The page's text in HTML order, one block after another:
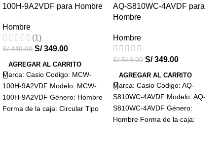
100H-9A2VDF para Hombre
Hombre
(1)
S/449.00 S/349.00
AGREGAR AL CARRITO
Marca: Casio Codigo: MCW-
100H-9A2VDF Modelo: MCW-
100H-9A2VDF Género: Hombre
Forma de la caja: Circular Tipo
HOT
AQ-S810WC-4AVDF para
Hombre
Hombre
S/549.00 S/349.00
AGREGAR AL CARRITO
Marca: Casio Codigo: AQ-
S810WC-4AVDF Modelo: AQ-
S810WC-4AVDF Género:
Hombre Forma de la caja: